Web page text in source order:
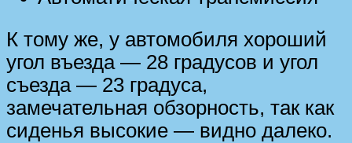
К тому же, у автомобиля хороший
угол въезда — 28 градусов и угол
съезда — 23 градуса,
замечательная обзорность, так как
сиденья высокие — видно далеко.